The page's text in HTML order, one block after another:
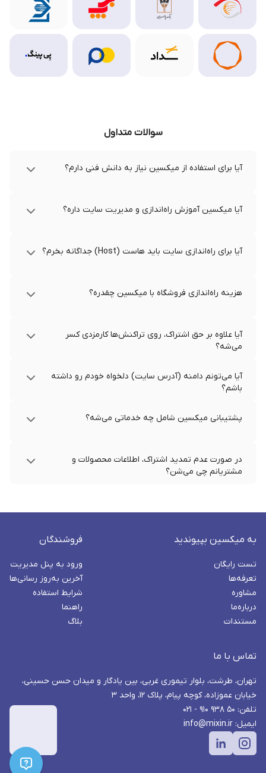
سوالات متداول
آیا برای استفاده از میکسین نیاز به دانش فنی دارم؟
آیا میکسین آموزش راه‌اندازی و مدیریت سایت داره؟
آیا برای راه‌اندازی سایت باید هاست (Host) جداگانه بخرم؟
هزینه راه‌اندازی فروشگاه با میکسین چقدره؟
آیا علاوه بر حق اشتراک، روی تراکنش‌ها کارمزدی کسر
می‌شه؟
آیا می‌تونم دامنه (آدرس سایت) دلخواه خودم رو داشته
باشم؟
پشتیبانی میکسین شامل چه خدماتی می‌شه؟
در صورت عدم تمدید اشتراک، اطلاعات محصولات و
مشتریانم چی می‌شن؟
به میکسین بپیوندید
تست رایگان
تعرفه‌ها
مشاوره
درباره‌ما
مستندات
فروشندگان
ورود به پنل مدیریت
آخرین به‌روز رسانی‌ها
شرایط استفاده
راهنما
بلاگ
تماس با ما
تهران، طرشت، بلوار تیموری غربی، بین یادگار و میدان حسن حسینی،
خیابان عموزاده، کوچه پیام، پلاک ۱۲، واحد ۳
تلفن: ۵۰ ۹۳۸ ۹۱۰ - ۰۲۱
ایمیل: info@mixin.ir